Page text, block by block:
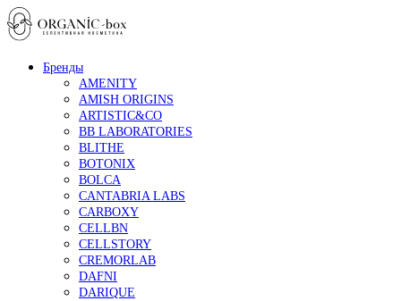
Бренды
AMENITY
AMISH ORIGINS
ARTISTIC&CO
BB LABORATORIES
BLITHE
BOTONIX
BOLCA
CANTABRIA LABS
CARBOXY
CELLBN
CELLSTORY
CREMORLAB
DAFNI
DARIQUE